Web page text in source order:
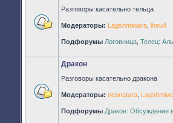
непрочитанных
сообщений
Разговоры касательно тельца
Модераторы: Lagshmiwara lheu4
Подфорумы Логовница Телец:
непрочитанных
сообщений
Дракон
Разговоры касательно дракона
Модераторы: neonatura
Подфорумы Дракон: Обсуждение